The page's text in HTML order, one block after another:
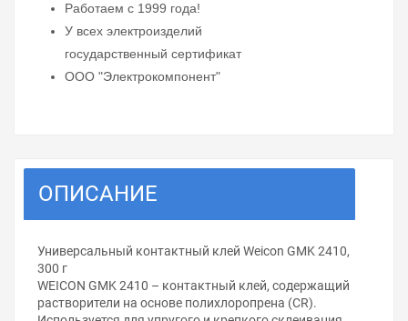
Работаем с 1999 года!
У всех электроизделий
государственный сертификат
ООО "Электрокомпонент"
ОПИСАНИЕ
Универсальный контактный клей Weicon GMK 2410,
300 г
WEICON GMK 2410 – контактный клей, содержащий
растворители на основе полихлоропрена (CR).